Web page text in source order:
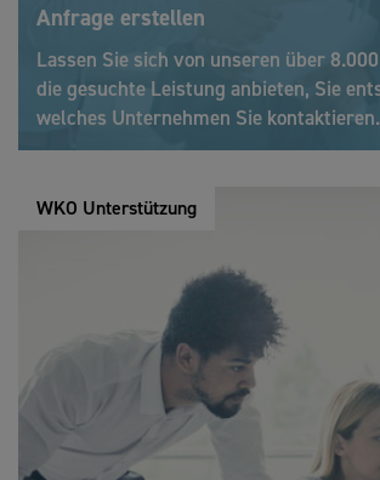
Anfrage erstellen
Lassen Sie sich von unseren über
die gesuchte Leistung anbieten, Sie
welches Unternehmen Sie kontaktieren.
WKO Unterstützung